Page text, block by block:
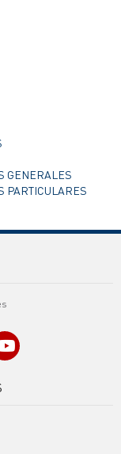
GENERALES
PARTICULARES